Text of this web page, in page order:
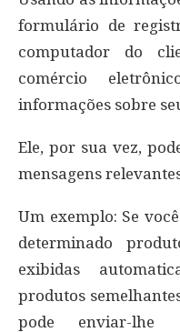
formulário de
computador do
comércio
informações sobre
Ele, por sua vez,
mensagens
Um exemplo: Se
determinado
exibidas
produtos
pode enviar-lhe